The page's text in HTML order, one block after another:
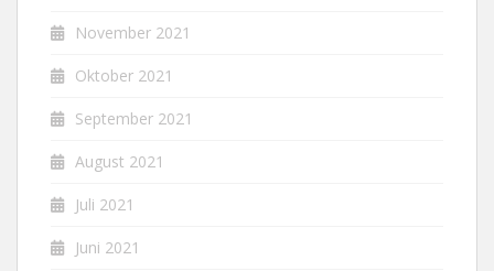
November 2021
Oktober 2021
September 2021
August 2021
Juli 2021
Juni 2021